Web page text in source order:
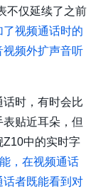
不仅延续了之前
视频通话时的
视频外扩声音听
时，有时会比
贴近耳朵，但
Z10中的实时字
，在视频通话
话者既能看到对